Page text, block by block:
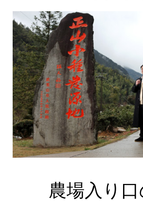
農場入り口